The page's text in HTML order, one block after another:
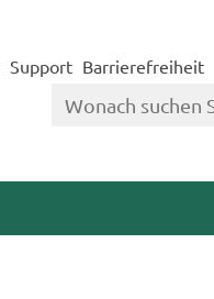
Support Barrierefreiheit